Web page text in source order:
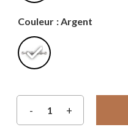
Couleur : Argent